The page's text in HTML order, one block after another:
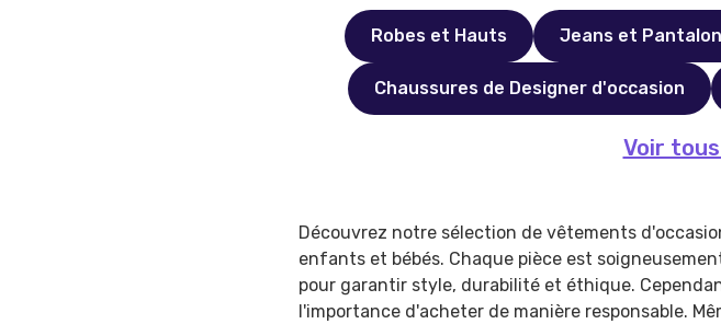
Robes et Hauts Jeans et
Chaussures de Designer d'occasion
Voir
Découvrez notre sélection de vêtements
enfants et bébés. Chaque pièce est
pour garantir style, durabilité et éthique.
l'importance d'acheter de manière responsable.